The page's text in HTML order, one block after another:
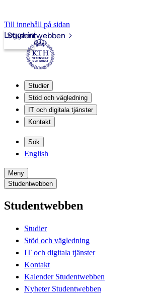
Till innehåll på sidan
Studentwebben
Logga in
Studier
Stöd och vägledning
IT och digitala tjänster
Kontakt
Sök
English
Meny
Studentwebben
Studentwebben
Studier
Stöd och vägledning
IT och digitala tjänster
Kontakt
Kalender Studentwebben
Nyheter Studentwebben